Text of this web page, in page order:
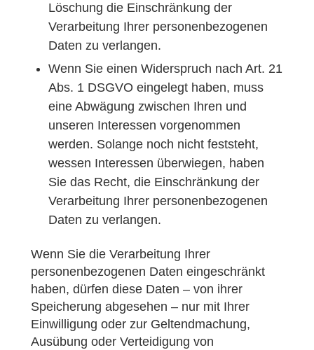
Löschung die Einschränkung der
Verarbeitung Ihrer personenbezogenen
Daten zu verlangen.
Wenn Sie einen Widerspruch nach Art. 21
Abs. 1 DSGVO eingelegt haben, muss
eine Abwägung zwischen Ihren und
unseren Interessen vorgenommen
werden. Solange noch nicht feststeht,
wessen Interessen überwiegen, haben
Sie das Recht, die Einschränkung der
Verarbeitung Ihrer personenbezogenen
Daten zu verlangen.
Wenn Sie die Verarbeitung Ihrer
personenbezogenen Daten eingeschränkt
haben, dürfen diese Daten – von ihrer
Speicherung abgesehen – nur mit Ihrer
Einwilligung oder zur Geltendmachung,
Ausübung oder Verteidigung von